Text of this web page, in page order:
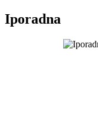
Iporadna